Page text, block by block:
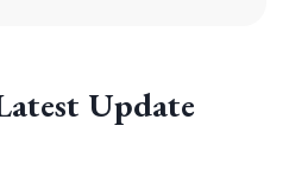
Update